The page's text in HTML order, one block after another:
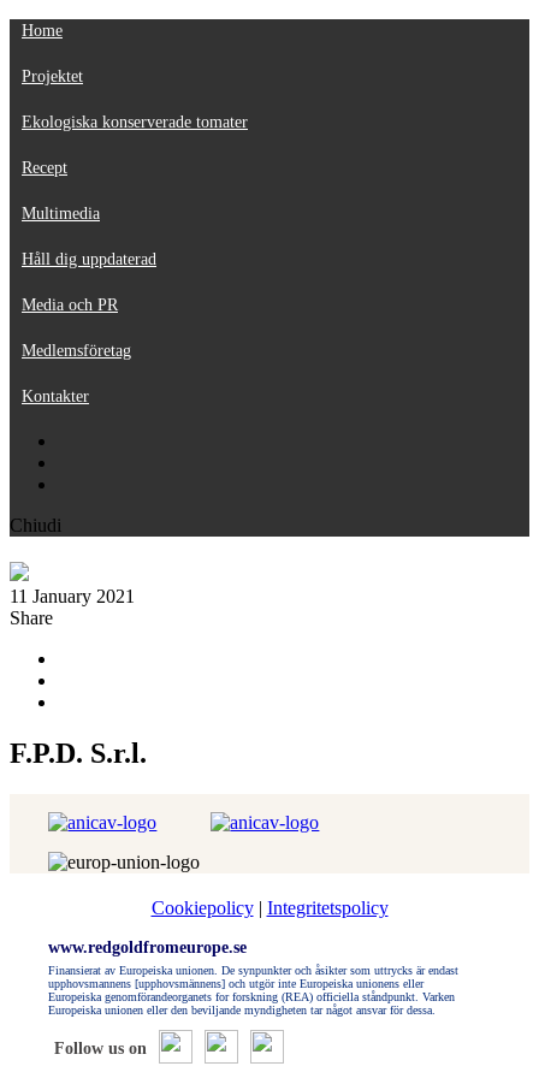
Home
Projektet
Ekologiska konserverade tomater
Recept
Multimedia
Håll dig uppdaterad
Media och PR
Medlemsföretag
Kontakter
Chiudi
11 January 2021
Share
F.P.D. S.r.l.
Cookiepolicy| Integritetspolicy
www.redgoldfromeurope.se
Finansierat av Europeiska unionen. De synpunkter och åsikter som uttrycks är endast
upphovsmannens [upphovsmännens] och utgör inte Europeiska unionens eller
Europeiska genomförandeorganets for forskning (REA) officiella ståndpunkt. Varken
Europeiska unionen eller den beviljande myndigheten tar något ansvar för dessa.
Follow us on